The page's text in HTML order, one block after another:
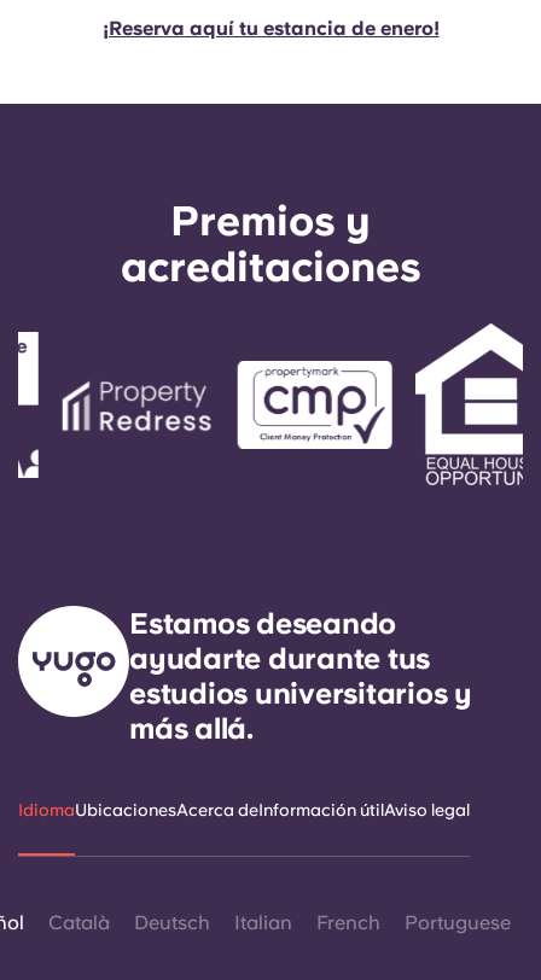
¡Reserva aquí tu estancia de enero!
Premios y
acreditaciones
Estamos deseando
ayudarte durante tus
estudios universitarios y
más allá.
IdiomaUbicacionesAcerca deInformación útilAviso legal
Català Deutsch Italian French Portuguese